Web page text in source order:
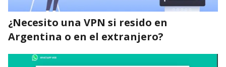
¿Necesito una VPN si resido en
Argentina o en el extranjero?